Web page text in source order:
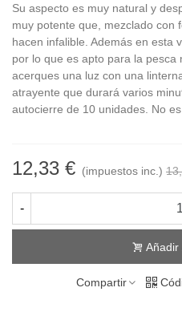
Su aspecto es muy natural y
muy potente que, mezclado con
hacen infalible. Además en esta
por lo que es apto para la pesca
acerques una luz con una
atrayente que durará varios
autocierre de 10 unidades. No
12,33 € (impuestos inc.)
-
Añadir
Compartir